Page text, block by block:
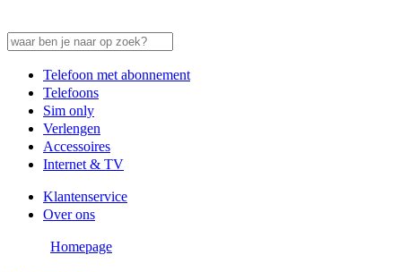
Telefoon met abonnement
Telefoons
Sim only
Verlengen
Accessoires
Internet & TV
Klantenservice
Over ons
Homepage